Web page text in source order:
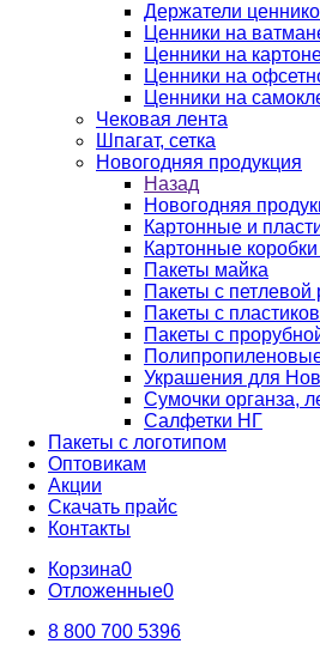
Держатели
Ценники на
Ценники на
Ценники на
Ценники на
Чековая лента
Шпагат, сетка
Новогодняя продукция
Назад
Новогодняя
Картонные и
Картонные
Пакеты майка
Пакеты с петлевой
Пакеты с
Пакеты с
Украшения для
Сумочки органза,
Салфетки НГ
Пакеты с логотипом
Оптовикам
Акции
Скачать прайс
Контакты
Корзина0
Отложенные0
8 800 700 5396